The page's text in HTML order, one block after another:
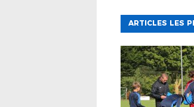
ARTICLES LES